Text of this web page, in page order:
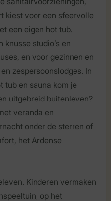
kiest voor een sfeervolle
een eigen hot tub.
knusse studio’s en
en voor gezinnen en
zespersoonslodges. In
tub en sauna kom je
uitgebreid buitenleven?
veranda en
onder de sterren of
het Ardense
Kinderen vermaken
op het